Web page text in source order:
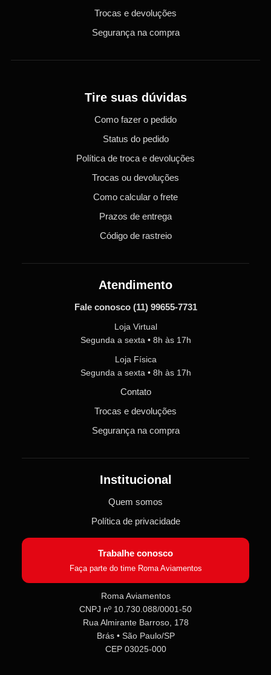
Trocas e devoluções
Segurança na compra
Tire suas dúvidas
Como fazer o pedido
Status do pedido
Política de troca e devoluções
Trocas ou devoluções
Como calcular o frete
Prazos de entrega
Código de rastreio
Atendimento
Fale conosco (11) 99655-7731
Loja Virtual
Segunda a sexta • 8h às 17h
Loja Física
Segunda a sexta • 8h às 17h
Contato
Trocas e devoluções
Segurança na compra
Institucional
Quem somos
Política de privacidade
Trabalhe conosco
Faça parte do time Roma Aviamentos
Roma Aviamentos
CNPJ nº 10.730.088/0001-50
Rua Almirante Barroso, 178
Brás • São Paulo/SP
CEP 03025-000